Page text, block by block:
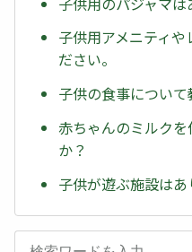
子供用アメニティ
ださい。
子供の食事について
赤ちゃんのミルク
か？
子供が遊ぶ施設はあ